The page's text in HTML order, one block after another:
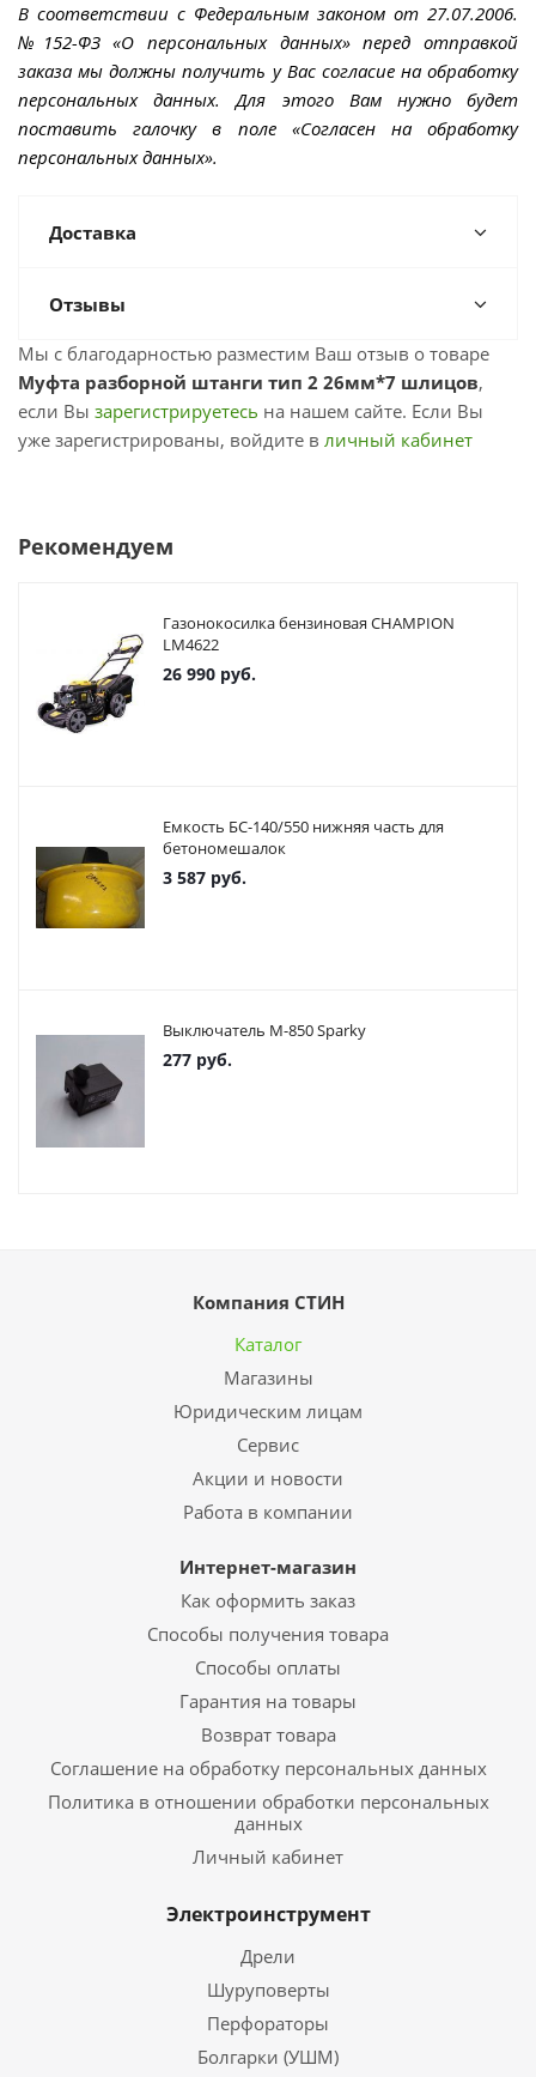
В соответствии с Федеральным законом от 27.07.2006.
№152-ФЗ «О персональных данных» перед отправкой
заказа мы должны получить у Вас согласие на обработку
персональных данных. Для этого Вам нужно будет
поставить галочку в поле «Согласен на обработку
персональных данных».
Доставка
Отзывы
Мы с благодарностью разместим Ваш отзыв о товаре
Муфта разборной штанги тип 2 26мм*7 шлицов,
если Вы зарегистрируетесь на нашем сайте. Если Вы
уже зарегистрированы, войдите в личный кабинет
Рекомендуем
Газонокосилка бензиновая CHAMPION
LM4622
26 990 руб.
Емкость БС-140/550 нижняя часть для
бетономешалок
3 587 руб.
Выключатель М-850 Sparky
277 руб.
Компания СТИН
Каталог
Магазины
Юридическим лицам
Сервис
Акции и новости
Работа в компании
Интернет-магазин
Как оформить заказ
Способы получения товара
Способы оплаты
Гарантия на товары
Возврат товара
Соглашение на обработку персональных данных
Политика в отношении обработки персональных
данных
Личный кабинет
Электроинструмент
Дрели
Шуруповерты
Перфораторы
Болгарки (УШМ)